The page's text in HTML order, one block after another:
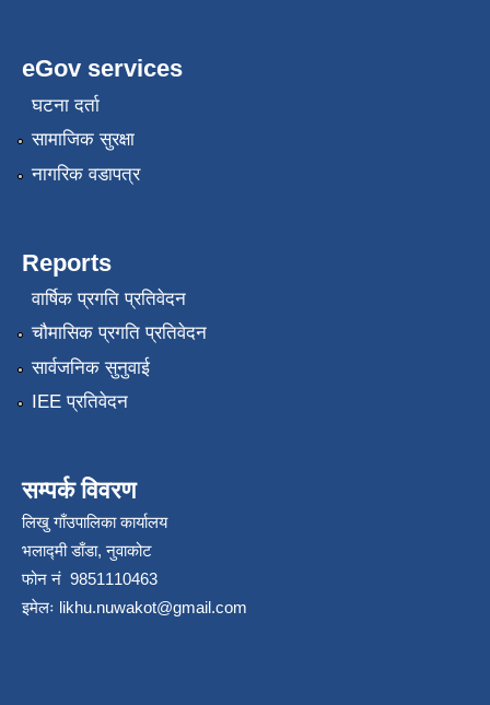
eGov services
घटना दर्ता
सामाजिक सुरक्षा
नागरिक वडापत्र
Reports
वार्षिक प्रगति प्रतिवेदन
चौमासिक प्रगति प्रतिवेदन
सार्वजनिक सुनुवाई
IEE प्रतिवेदन
सम्पर्क विवरण
लिखु गाँउपालिका कार्यालय
भलाद्मी डाँडा, नुवाकोट
फोन नं 9851110463
इमेलः likhu.nuwakot@gmail.com